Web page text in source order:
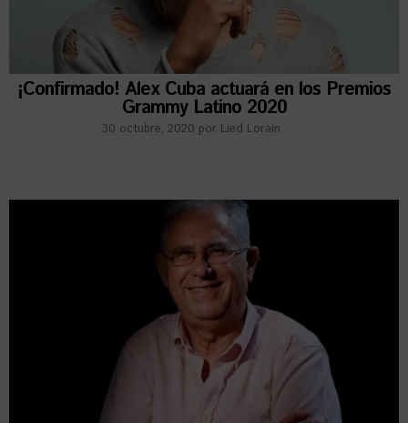
¡Confirmado! Alex Cuba actuará en los Premios
Grammy Latino 2020
30 octubre, 2020 por Lied Lorain